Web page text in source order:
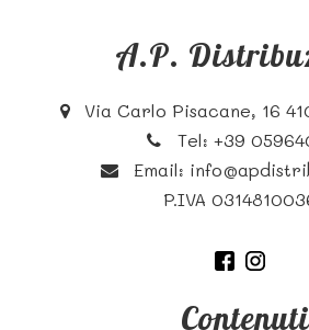
A.P.
Via Carlo Pisacane, 16
Tel:+39
Email:
P.IVA
Contenuti